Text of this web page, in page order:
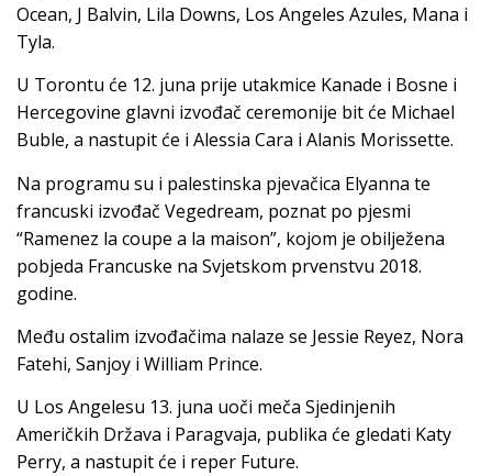
Ocean, J Balvin, Lila Downs, Los Angeles Azules, Mana i
Tyla.
U Torontu će 12. juna prije utakmice Kanade i Bosne i
Hercegovine glavni izvođač ceremonije bit će Michael
Buble, a nastupit će i Alessia Cara i Alanis Morissette.
Na programu su i palestinska pjevačica Elyanna te
francuski izvođač Vegedream, poznat po pjesmi
“Ramenez la coupe a la maison”, kojom je obilježena
pobjeda Francuske na Svjetskom prvenstvu 2018.
godine.
Među ostalim izvođačima nalaze se Jessie Reyez, Nora
Fatehi, Sanjoy i William Prince.
U Los Angelesu 13. juna uoči meča Sjedinjenih
Američkih Država i Paragvaja, publika će gledati Katy
Perry, a nastupit će i reper Future.